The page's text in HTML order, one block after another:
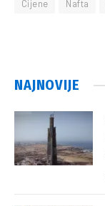
Cijene Nafta
NAJNOVIJE